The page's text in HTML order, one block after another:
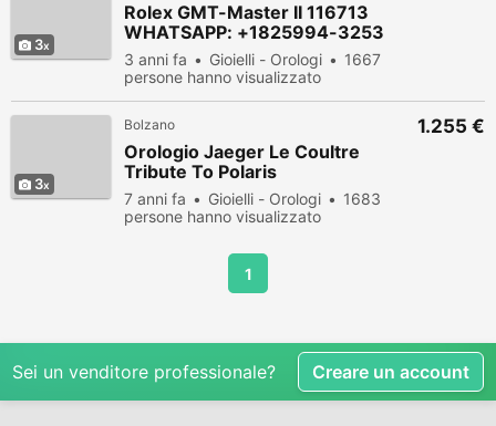
3
Rolex GMT-Master II 116713
WHATSAPP: +1825994-3253
3 anni fa Gioielli - Orologi
1667
persone hanno visualizzato
3
Bolzano
Orologio Jaeger Le Coultre
Tribute To Polaris
7 anni fa Gioielli - Orologi
1683
persone hanno visualizzato
1.255 €
1
Sei un venditore professionale? Creare un account